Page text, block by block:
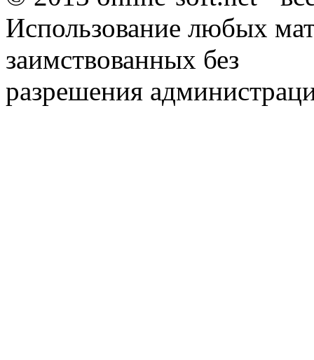
Использование любых
заимствованных без
разрешения